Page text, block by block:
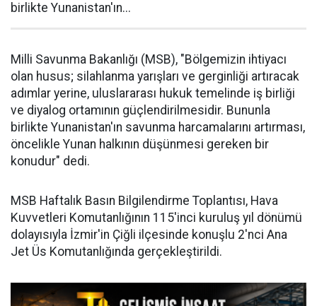
birlikte Yunanistan'ın...
Milli Savunma Bakanlığı (MSB), "Bölgemizin ihtiyacı
olan husus; silahlanma yarışları ve gerginliği artıracak
adımlar yerine, uluslararası hukuk temelinde iş birliği
ve diyalog ortamının güçlendirilmesidir. Bununla
birlikte Yunanistan'ın savunma harcamalarını artırması,
öncelikle Yunan halkının düşünmesi gereken bir
konudur" dedi.
MSB Haftalık Basın Bilgilendirme Toplantısı, Hava
Kuvvetleri Komutanlığının 115'inci kuruluş yıl dönümü
dolayısıyla İzmir'in Çiğli ilçesinde konuşlu 2'nci Ana
Jet Üs Komutanlığında gerçekleştirildi.